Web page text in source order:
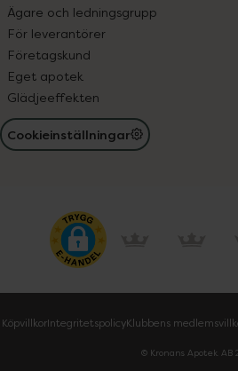
Ägare och ledningsgrupp
För leverantörer
Företagskund
Eget apotek
Glädjeeffekten
Cookieinställningar
KöpvillkorIntegritetspolicyKlubbens
© Kronans Apotek AB